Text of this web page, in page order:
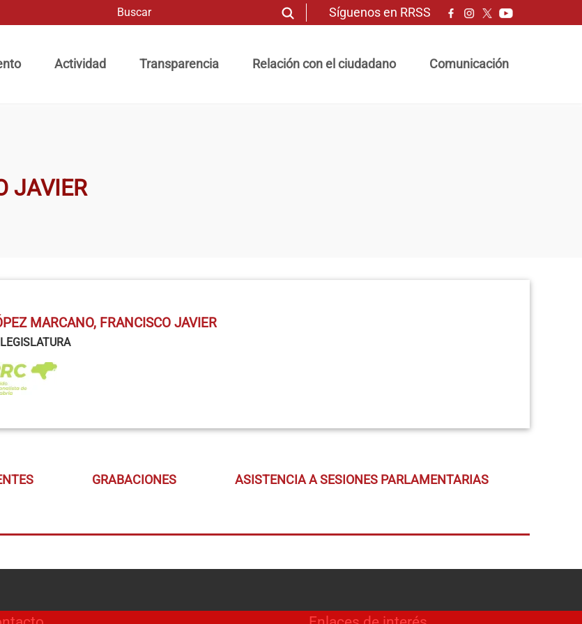
Síguenos en RRSS
Actividad Transparencia Relación con el ciudadano Comunicación
JAVIER
MARCANO, FRANCISCO JAVIER
GRABACIONES ASISTENCIA A SESIONES PARLAMENTARIAS